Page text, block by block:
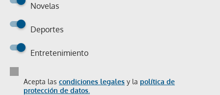
Novelas
Deportes
Entretenimiento
Acepta las condiciones legales y la política de
protección de datos.